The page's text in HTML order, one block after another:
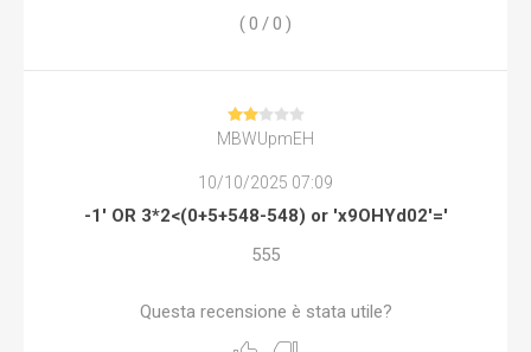
(0 /0 )
MBWUpmEH
10/10/2025 07:09
-1' OR 3*2<(0+5+548-548) or 'x9OHYd02'='
555
Questa recensione è stata utile?